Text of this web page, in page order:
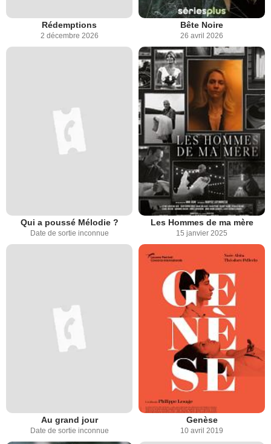
Rédemptions
2 décembre 2026
Bête Noire
26 avril 2026
Qui a poussé Mélodie ?
Date de sortie inconnue
Les Hommes de ma mère
15 janvier 2025
Au grand jour
Date de sortie inconnue
Genèse
10 avril 2019